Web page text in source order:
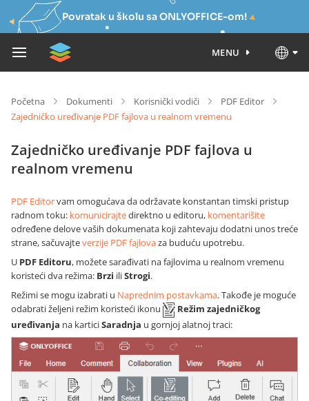
Povratak u školu sa ONLYOFFICE-om!
MENU
Početna Dokumenti Korisnički vodiči
PDF Editor
Zajedničko uređivanje PDF fajlova u realnom vremenu
Zajedničko uređivanje PDF fajlova u
realnom vremenu
PDF Editorvam omogućava da održavate konstantan timski pristup
radnom toku: komunicirajtedirektno u editoru, komentarišite
određene delove vaših dokumenata koji zahtevaju dodatni unos treće
strane, sačuvajteverzije PDF fajlovaza buduću upotrebu.
U PDF Editoru, možete sarađivati na fajlovima u realnom vremenu
koristeći dva režima: Brzi iliStrogi.
Režimi se mogu izabrati u Naprednim postavkama. Takođe je moguće
odabrati željeni režim koristeći ikonu
Režim zajedničkog
uređivanja na karticiSaradnja u gornjoj alatnoj traci: